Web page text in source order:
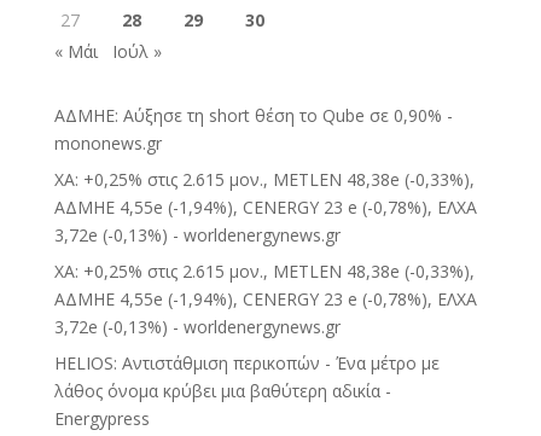
27
28 29
30
« Μάι
Ιούλ »
ΑΔΜΗΕ: Αύξησε τη short θέση το Qube σε 0,90% -
mononews.gr
ΧΑ: +0,25% στις 2.615 μον., METLEN 48,38e (-0,33%),
ΑΔΜΗΕ 4,55e (-1,94%), CENERGY 23 e (-0,78%), ΕΛΧΑ
3,72e (-0,13%) - worldenergynews.gr
ΧΑ: +0,25% στις 2.615 μον., METLEN 48,38e (-0,33%),
ΑΔΜΗΕ 4,55e (-1,94%), CENERGY 23 e (-0,78%), ΕΛΧΑ
3,72e (-0,13%) - worldenergynews.gr
HELIOS: Αντιστάθμιση περικοπών - Ένα μέτρο με
λάθος όνομα κρύβει μια βαθύτερη αδικία -
Energypress